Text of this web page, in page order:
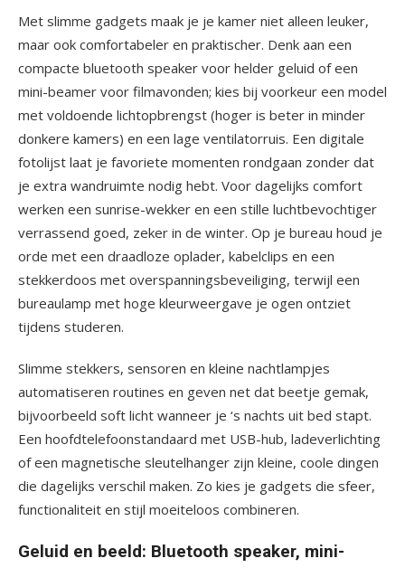
Met slimme gadgets maak je je kamer niet alleen leuker,
maar ook comfortabeler en praktischer. Denk aan een
compacte bluetooth speaker voor helder geluid of een
mini-beamer voor filmavonden; kies bij voorkeur een model
met voldoende lichtopbrengst (hoger is beter in minder
donkere kamers) en een lage ventilatorruis. Een digitale
fotolijst laat je favoriete momenten rondgaan zonder dat
je extra wandruimte nodig hebt. Voor dagelijks comfort
werken een sunrise-wekker en een stille luchtbevochtiger
verrassend goed, zeker in de winter. Op je bureau houd je
orde met een draadloze oplader, kabelclips en een
stekkerdoos met overspanningsbeveiliging, terwijl een
bureaulamp met hoge kleurweergave je ogen ontziet
tijdens studeren.
Slimme stekkers, sensoren en kleine nachtlampjes
automatiseren routines en geven net dat beetje gemak,
bijvoorbeeld soft licht wanneer je ‘s nachts uit bed stapt.
Een hoofdtelefoonstandaard met USB-hub, ladeverlichting
of een magnetische sleutelhanger zijn kleine, coole dingen
die dagelijks verschil maken. Zo kies je gadgets die sfeer,
functionaliteit en stijl moeiteloos combineren.
Geluid en beeld: Bluetooth speaker, mini-